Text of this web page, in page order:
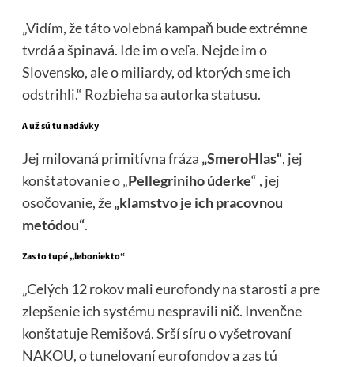
„Vidím, že táto volebná kampaň bude extrémne
tvrdá a špinavá. Ide im o veľa. Nejde im o
Slovensko, ale o miliardy, od ktorých sme ich
odstrihli.“ Rozbieha sa autorka statusu.
A už sú tu nadávky
Jej milovaná primitívna fráza „SmeroHlas“, jej
konštatovanie o „Pellegriniho úderke“ , jej
osočovanie, že„klamstvo je ich pracovnou
metódou“.
Zas to tupé „leboniekto“
„Celých 12 rokov mali eurofondy na starosti a pre
zlepšenie ich systému nespravili nič. Invenčne
konštatuje Remišová. Srší síru o vyšetrovaní
NAKOU, o tunelovaní eurofondov a zas tú